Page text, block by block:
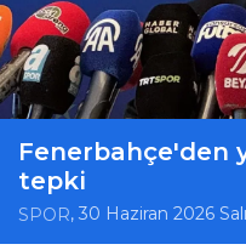
Fenerbahçe'den
tepki
SPOR, 30 Haziran 2026